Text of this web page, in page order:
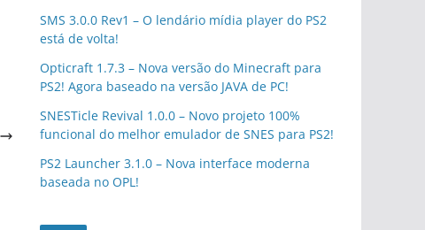
SMS 3.0.0 Rev1 – O lendário mídia player do PS2
está de volta!
Opticraft 1.7.3 – Nova versão do Minecraft para
PS2! Agora baseado na versão JAVA de PC!
SNESTicle Revival 1.0.0 – Novo projeto 100%
funcional do melhor emulador de SNES para PS2!
PS2 Launcher 3.1.0 – Nova interface moderna
baseada no OPL!